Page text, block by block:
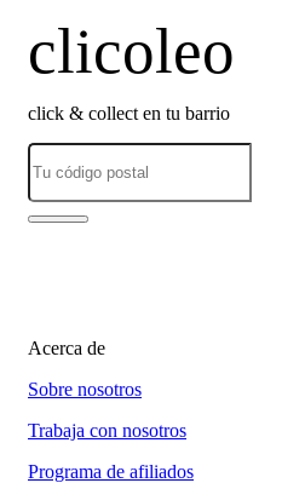
clicoleo
click & collect en tu barrio
Acerca de
Sobre nosotros
Trabaja con nosotros
Programa de afiliados